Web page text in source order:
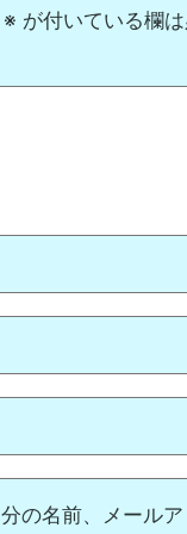
※ が付いている欄
の名前、メールア